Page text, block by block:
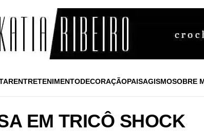
ENTRETENIMENTODECORAÇÃOPAISAGISMOSOBRE
EM TRICÔ SHOCK